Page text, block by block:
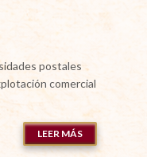
postales
comercial
LEER MÁS